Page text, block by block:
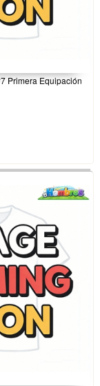
Primera Equipación